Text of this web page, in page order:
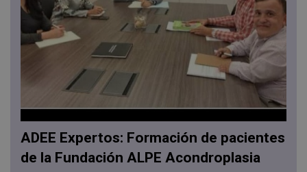
ADEE Expertos: Formación de pacientes
de la Fundación ALPE Acondroplasia